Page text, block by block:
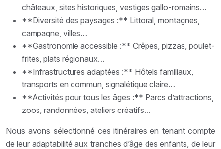
châteaux, sites historiques, vestiges gallo-romains…
**Diversité des paysages :** Littoral, montagnes,
campagne, villes…
**Gastronomie accessible :** Crêpes, pizzas, poulet-
frites, plats régionaux…
**Infrastructures adaptées :** Hôtels familiaux,
transports en commun, signalétique claire…
**Activités pour tous les âges :** Parcs d’attractions,
zoos, randonnées, ateliers créatifs…
Nous avons sélectionné ces itinéraires en tenant compte
de leur adaptabilité aux tranches d’âge des enfants, de leur